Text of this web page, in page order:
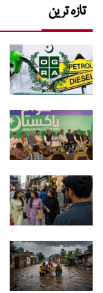
تازہ ترین